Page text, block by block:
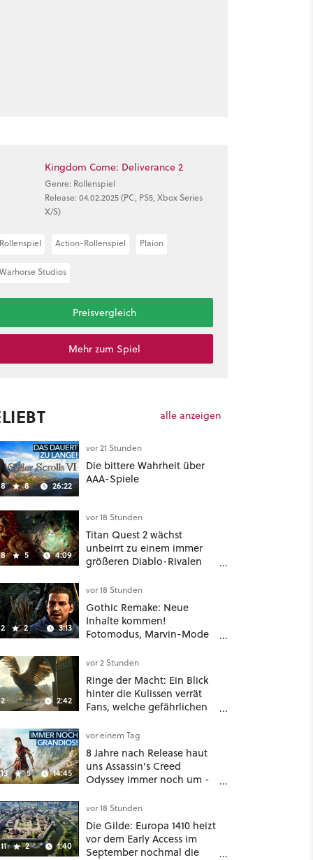
Kingdom Come: Deliverance 2
Genre: Rollenspiel
Release: 04.02.2025 (PC, PS5, Xbox Series
X/S)
Action-Rollenspiel Plaion
Studios
Preisvergleich
Mehr zum Spiel
alle anzeigen
8 26:22
vor 21 Stunden
Die bittere Wahrheit über
AAA-Spiele
5 4:09
vor 18 Stunden
Titan Quest 2 wächst
unbeirrt zu einem immer
größeren Diablo-Rivalen
sogar eine richtige
Beschwörer-Klasse
2 3:13
vor 18 Stunden
Gothic Remake: Neue
Inhalte kommen!
Fotomodus, Marvin-Mode
2:42
vor 2 Stunden
Ringe der Macht: Ein Blick
hinter die Kulissen verrät
Fans, welche gefährlichen
warten
5 14:45
vor einem Tag
8 Jahre nach Release haut
uns Assassin's Creed
Odyssey immer noch um -
2 1:40
vor 18 Stunden
Die Gilde: Europa 1410 heizt
vor dem Early Access im
September nochmal die